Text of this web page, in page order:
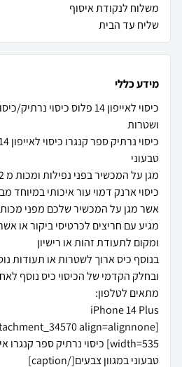
משלוח לנקודת איסוף
שליח עד הבית
מידע כללי
כיסוי לאייפון 14 פלוס כיסוי
מגיע עם חריצים לכרטיסי ביקור או
align=alignnone